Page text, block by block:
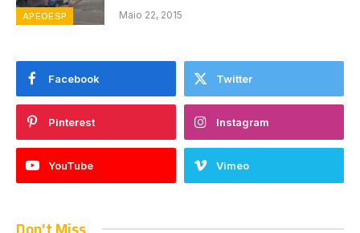
APEOESP Maio 22, 2015
Facebook Twitter
Pinterest Instagram
YouTube Vimeo